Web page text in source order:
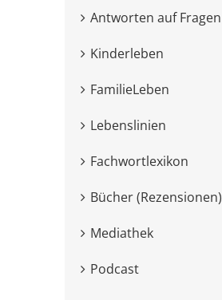
Antworten auf Fragen
Kinderleben
FamilieLeben
Lebenslinien
Fachwortlexikon
Bücher (Rezensionen)
Mediathek
Podcast